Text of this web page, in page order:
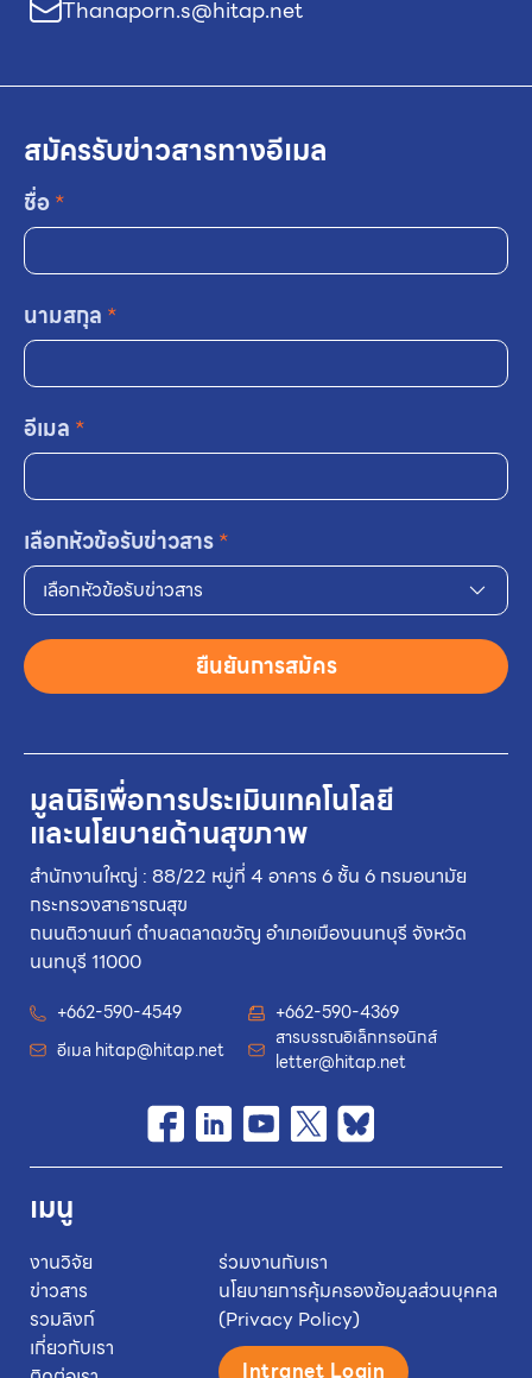
Thanaporn.s@hitap.net
มูลนิธิเพื่อการประเมินเทคโนโลยี
และนโยบายด้านสุขภาพ
สำนักงานใหญ่ : 88/22 หมู่ที่ 4 อาคาร 6 ชั้น 6 กรมอนามัย
กระทรวงสาธารณสุข
ถนนติวานนท์ ตำบลตลาดขวัญ อำเภอเมืองนนทบุรี จังหวัด
นนทบุรี 11000
+662-590-4549
+662-590-4369
อีเมล hitap@hitap.net
สารบรรณอิเล็กทรอนิกส์
letter@hitap.net
เมนู
งานวิจัย
ข่าวสาร
รวมลิงก์
เกี่ยวกับเรา
ร่วมงานกับเรา
นโยบายการคุ้มครองข้อมูลส่วนบุคคล
(Privacy Policy)
Intranet Login
สมัครรับข่าวสารทางอีเมล
ชื่อ*
นามสกุล *
อีเมล *
เลือกหัวข้อรับข่าวสาร*
เลือกหัวข้อรับข่าวสาร
ยืนยันการสมัคร